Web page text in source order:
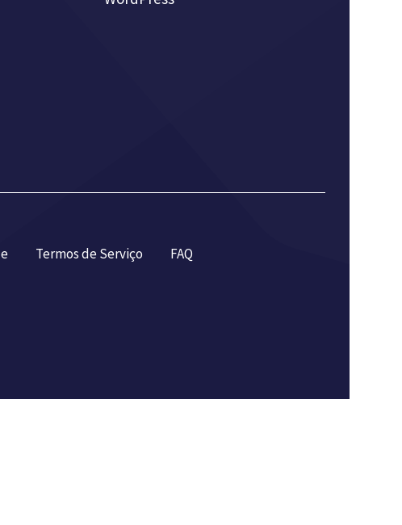
Termos de Serviço
FAQ